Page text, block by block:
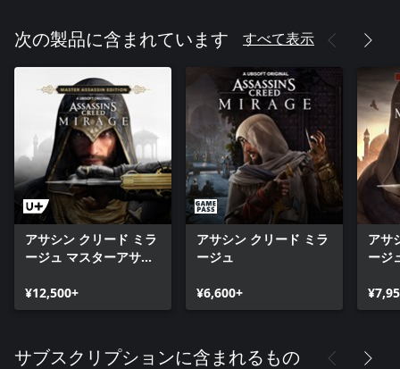
次の製品に含まれています すべて表示
アサシン クリード ミラ
ージュ マスターアサシ
¥12,500+
アサシン クリード ミラ
ージュ
¥6,600+
アサ
ージ
サブスクリプションに含まれるもの